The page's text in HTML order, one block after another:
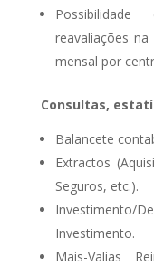
reavaliações
mensal por
Consultas,
Balancete
Extractos
Seguros, etc.).
Investimento/
Investimento.
Mais-Valias